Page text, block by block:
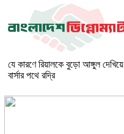
যে কারণে রিয়ালকে বুড়ো আঙ্গুল দেখিয়ে
বার্সার পথে রদ্রি